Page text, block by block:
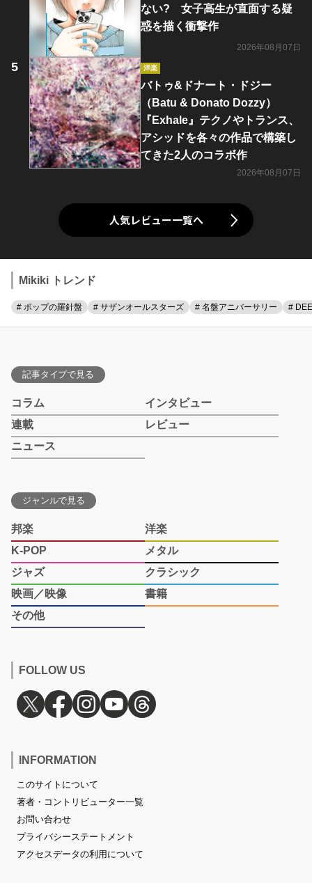
ない? 女子高生が直面する疑
惑を描く衝撃作
2026年08月07日
洋楽
バトゥ&ドナート・ドジー
（Batu & Donato Dozzy）
『Exhale』テクノやトランス、
アシッドを各々の作品で構築し
てきた2人のコラボ作
2026年08月07日
人気レビュー一覧へ
Mikiki トレンド
# ポップの羅針盤 # サザンオールスターズ # 名盤アニバーサリー #
記事タイプで見る
コラム
インタビュー
連載
レビュー
ニュース
ジャンルで見る
邦楽
洋楽
K-POP
メタル
ジャズ
クラシック
映画／映像
書籍
その他
FOLLOW US
INFORMATION
このサイトについて
著者・コントリビューター一覧
お問い合わせ
プライバシーステートメント
アクセスデータの利用について